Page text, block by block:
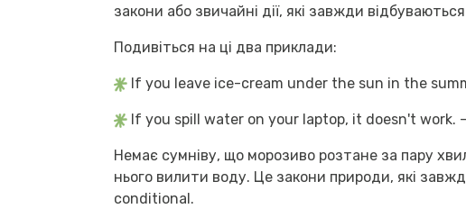
закони або звичайні дії, які завжди
Подивіться на ці два приклади:
If you leave ice-cream under the sun in the
If you spill water on your laptop, it doesn't work.
Немає сумніву, що морозиво розтане за пару
нього вилити воду. Це закони природи, які
conditional.